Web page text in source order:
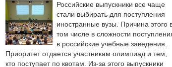
Российские выпускники все чаще
стали выбирать для поступления
иностранные вузы. Причина этого
том числе в сложности
в российские учебные заведения.
Приоритет отдается участникам олимпиад и тем,
кто поступает по квотам. Из-за этого выпускники